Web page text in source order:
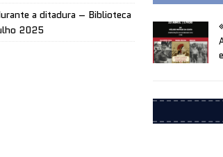
a ditadura – Biblioteca
2025